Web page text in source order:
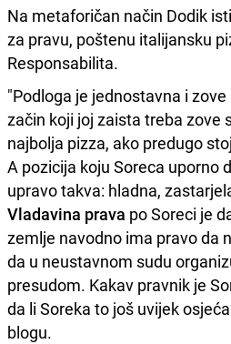
Na metaforičan način Dodik
za pravu, poštenu italijansku
Responsabilita.
"Podloga je jednostavna i
začin koji joj zaista treba zove
najbolja pizza, ako predugo
A pozicija koju Soreca uporno
upravo takva: hladna,
Vladavina prava po Soreci je
zemlje navodno ima pravo da
da u neustavnom sudu
presudom. Kakav pravnik je
da li Soreka to još uvijek
blogu.